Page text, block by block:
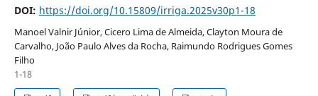
DOI: https://doi.org/10.15809/irriga.2025v30p1-18
Manoel Valnir Júnior, Cicero Lima de Almeida, Clayton Moura de
Carvalho, João Paulo Alves da Rocha, Raimundo Rodrigues Gomes
Filho
1-18